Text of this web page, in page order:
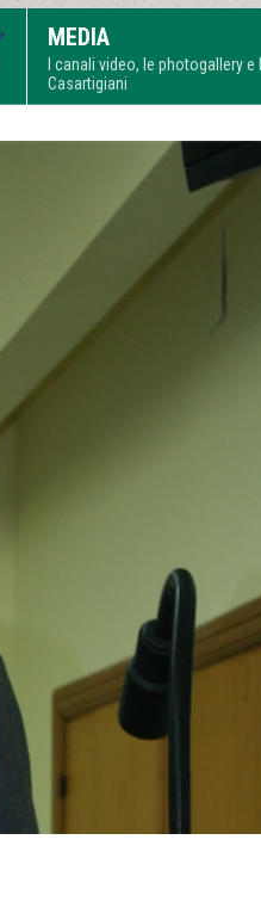
MEDIA
I canali video, le photogallery
Casartigiani